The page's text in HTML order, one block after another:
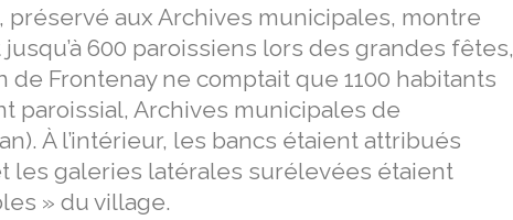
préservé aux Archives municipales, montre
600 paroissiens lors des grandes fêtes,
de Frontenay ne comptait que 1100 habitants
paroissial, Archives municipales de
À l’intérieur, les bancs étaient attribués
les galeries latérales surélevées étaient
» du village.